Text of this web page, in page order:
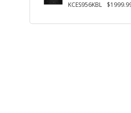
KCES956KBL